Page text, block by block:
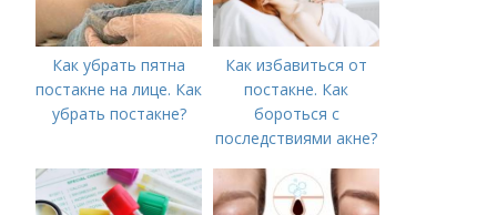
Как убрать пятна
постакне на лице. Как
убрать постакне?
Как избавиться от
постакне. Как
бороться с
последствиями акне?